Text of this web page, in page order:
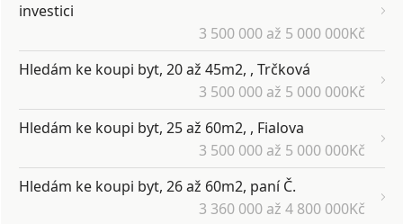
investici
3 500 000 až 5 000 000Kč
Hledám ke koupi byt, 20 až 45m2, , Trčková
3 500 000 až 5 000 000Kč
Hledám ke koupi byt, 25 až 60m2, , Fialova
3 500 000 až 5 000 000Kč
Hledám ke koupi byt, 26 až 60m2, paní Č.
3 360 000 až 4 800 000Kč